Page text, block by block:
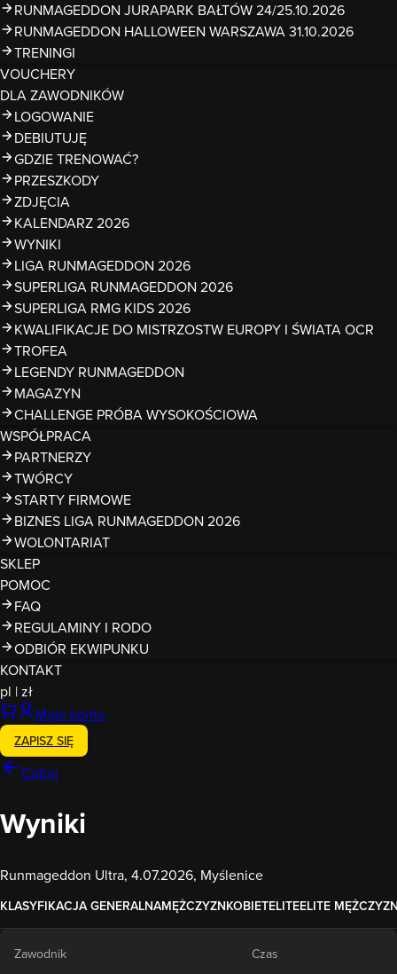
RUNMAGEDDON JURAPARK BAŁTÓW 24/25.10.2026
RUNMAGEDDON HALLOWEEN WARSZAWA 31.10.2026
TRENINGI
VOUCHERY
DLA ZAWODNIKÓW
LOGOWANIE
DEBIUTUJĘ
GDZIE TRENOWAĆ?
PRZESZKODY
ZDJĘCIA
KALENDARZ 2026
WYNIKI
LIGA RUNMAGEDDON 2026
SUPERLIGA RUNMAGEDDON 2026
SUPERLIGA RMG KIDS 2026
KWALIFIKACJE DO MISTRZOSTW EUROPY I ŚWIATA OCR
TROFEA
LEGENDY RUNMAGEDDON
MAGAZYN
CHALLENGE PRÓBA WYSOKOŚCIOWA
WSPÓŁPRACA
PARTNERZY
TWÓRCY
STARTY FIRMOWE
BIZNES LIGA RUNMAGEDDON 2026
WOLONTARIAT
SKLEP
POMOC
FAQ
REGULAMINY I RODO
ODBIÓR EKWIPUNKU
KONTAKT
pl |zł
Moje konto
ZAPISZ SIĘ
Cofnij
Wyniki
Runmageddon Ultra, 4.07.2026, Myślenice
KLASYFIKACJA GENERALNAMĘŻCZYZNKOBIETELITEELITE
Zawodnik Czas